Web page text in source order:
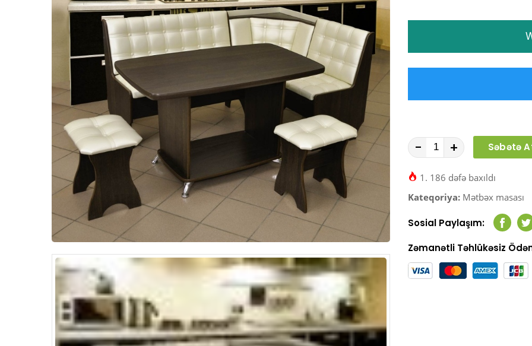
- + Səbətə
1. 186 dəfə baxıldı
Kateqoriya: Mətbəx masası
Sosial Paylaşım:
Zəmanətli Təhlükəsiz